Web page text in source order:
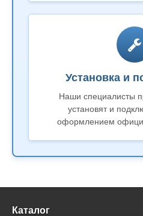
Установка и
Наши специалисты
установят и
оформлением
Каталог